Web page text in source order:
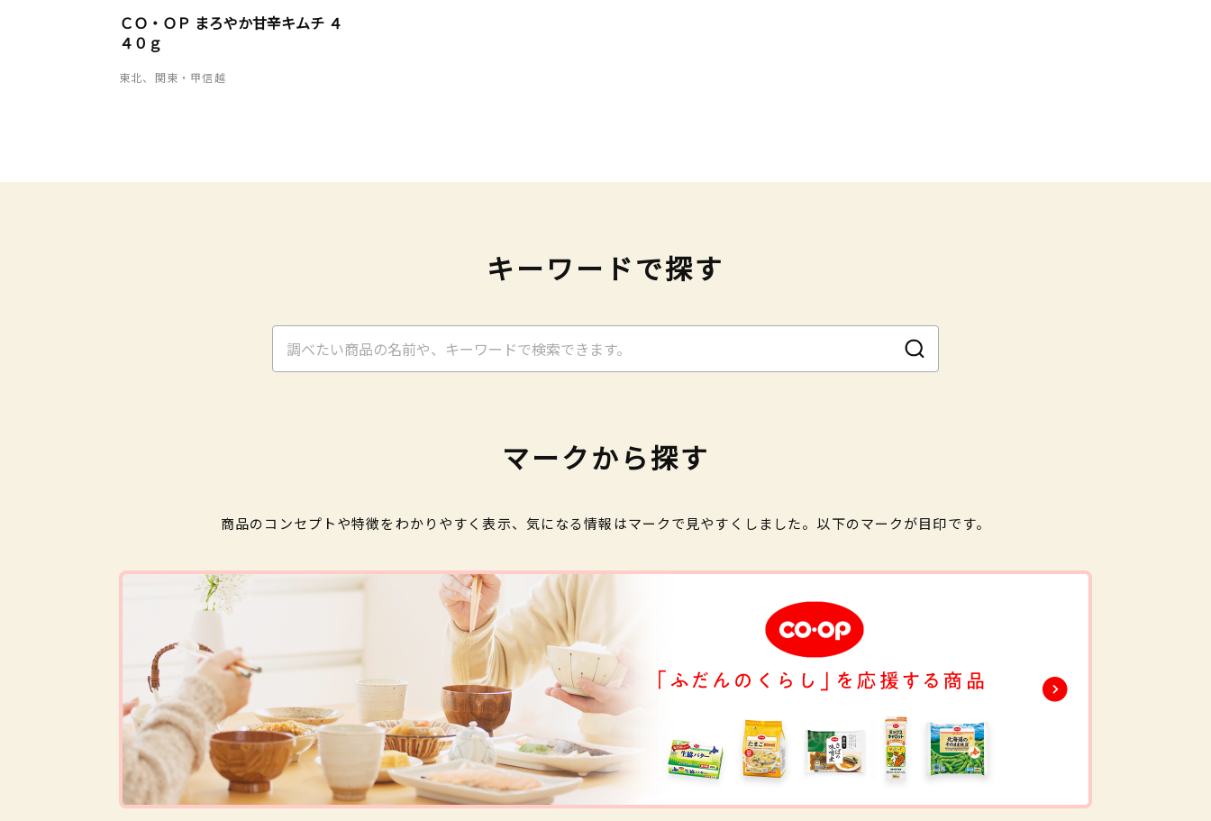
ＣＯ・ＯＰ まろやか甘辛キムチ ４
４０ｇ
東北、関東・甲信越
キーワードで探す
マークから探す
商品のコンセプトや特徴をわかりやすく表示、気になる情報はマークで見やすくしました。以下のマークが目印です。